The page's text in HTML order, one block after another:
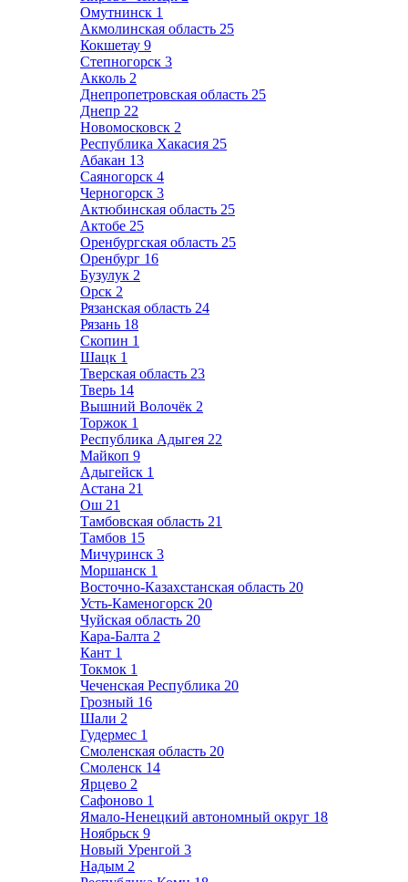
Омутнинск 1
Акмолинская область 25
Кокшетау 9
Степногорск 3
Акколь 2
Днепропетровская область 25
Днепр 22
Новомосковск 2
Республика Хакасия 25
Абакан 13
Саяногорск 4
Черногорск 3
Актюбинская область 25
Актобе 25
Оренбургская область 25
Оренбург 16
Бузулук 2
Орск 2
Рязанская область 24
Рязань 18
Скопин 1
Шацк 1
Тверская область 23
Тверь 14
Вышний Волочёк 2
Торжок 1
Республика Адыгея 22
Майкоп 9
Адыгейск 1
Астана 21
Ош 21
Тамбовская область 21
Тамбов 15
Мичуринск 3
Моршанск 1
Восточно-Казахстанская область 20
Усть-Каменогорск 20
Чуйская область 20
Кара-Балта 2
Кант 1
Токмок 1
Чеченская Республика 20
Грозный 16
Шали 2
Гудермес 1
Смоленская область 20
Смоленск 14
Ярцево 2
Сафоново 1
Ямало-Ненецкий автономный округ 18
Ноябрьск 9
Новый Уренгой 3
Надым 2